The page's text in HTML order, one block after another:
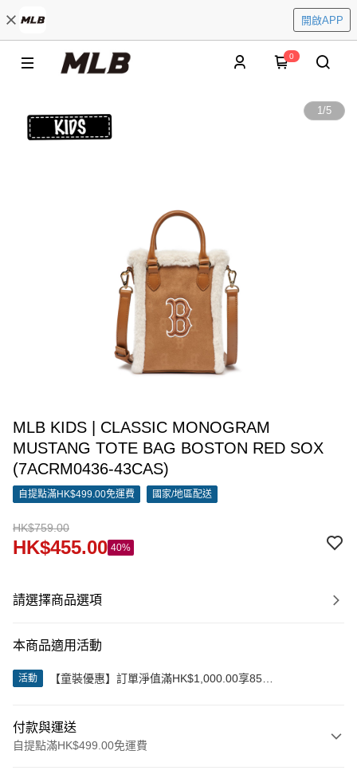
開啟APP
0
1/5
MLB KIDS | CLASSIC MONOGRAM
MUSTANG TOTE BAG BOSTON RED SOX
(7ACRM0436-43CAS)
自提點滿HK$499.00免運費 國家/地區配送
HK$759.00
HK$455.00 40%
請選擇商品選項
本商品適用活動
活動
【童裝優惠】訂單淨值滿HK$1,000.00享85
付款與運送
自提點滿HK$499.00免運費